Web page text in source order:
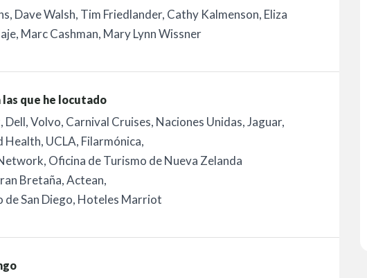
Dave Walsh, Tim Friedlander, Cathy Kalmenson, Eliza
Marc Cashman, Mary Lynn Wissner
las que he locutado
Dell, Volvo, Carnival Cruises, Naciones Unidas, Jaguar,
Health, UCLA, Filarmónica,
Oficina de Turismo de Nueva Zelanda
Bretaña, Actean,
de San Diego, Hoteles Marriot